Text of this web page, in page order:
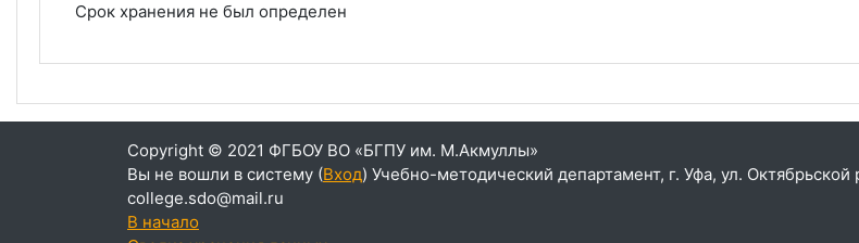
Срок хранения не был определен
Вы не вошли в систему (Вход)
В начало